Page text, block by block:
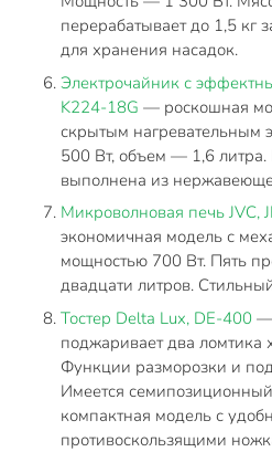
перерабатывает до 1,5 кг
для хранения насадок.
Электрочайник с
K224-18G — роскошная
скрытым
500 Вт, объем — 1,6 литра.
выполнена из
Микроволновая печь JVC,
экономичная модель с
мощностью 700 Вт. Пять
двадцати литров.
Тостер Delta Lux, DE-400 —
поджаривает два ломтика
Функции разморозки и
Имеется
компактная модель с
противоскользящими